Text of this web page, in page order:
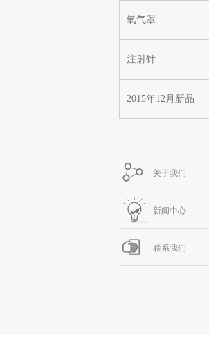
氧气罩
注射针
2015年12月新品
关于我们
新闻中心
联系我们